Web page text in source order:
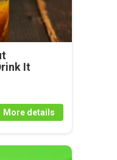
It
More details